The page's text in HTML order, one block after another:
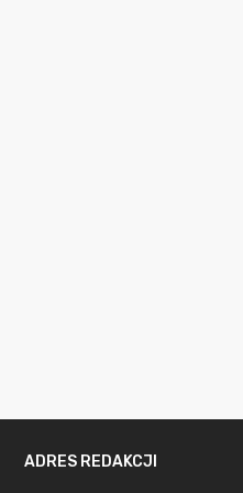
ADRES REDAKCJI